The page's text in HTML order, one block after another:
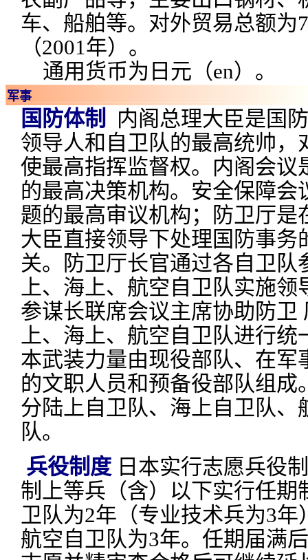
车、船舶等。对外贸易总额为
（2001年）。
通用货币为日元（en）。
军事
国防体制
内阁总理大臣是国
领导人和自卫队的最高统帅，
使最高指挥监督权。内阁会议
的最高决策机构。安全保障会
题的最高审议机构；防卫厅是
大臣直接领导下处理国防事务
关。防卫厅长官通过各自卫队
上、海上、航空自卫队实施领
参谋长联席会议主席协助防卫
上、海上、航空自卫队进行统
本武装力量由现役部队、在军
的文职人员和预备役部队组成
分陆上自卫队、海上自卫队、
队。
兵役制度日本实行志愿兵役
制上等兵（含）以下实行任期
卫队为2年（专业技术兵为3年
航空自卫队为3年。任期届满